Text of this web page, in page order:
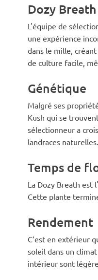
beaucoup de
croissance, les
pas fanées et les
pas recourbées. Je
avec des
utilisé une lampe
Elles ont fini de
semaines. Le
également
voyage était
émotionnel. Il y a
sensation de
le corps, ce qui est
Dozy
L'équipe de
une expérience
dans le mille,
de culture facile,
Génétique
Malgré ses
Kush qui se
sélectionneur a
landraces naturelles.
Temps de
La Dozy Breath est
Cette plante
Rendement
C’est en extérieur
soleil dans un
intérieur sont